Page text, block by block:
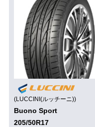
(LUCCINI(ルッチーニ))
Buono Sport
205/50R17